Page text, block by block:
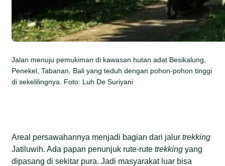
Jalan menuju pemukiman di kawasan hutan adat Besikalung,
Penekel, Tabanan, Bali yang teduh dengan pohon-pohon tinggi
di sekelilingnya. Foto: Luh De Suriyani
Areal persawahannya menjadi bagian dari jalurtrekking
Jatiluwih. Ada papan penunjuk rute-rutetrekking yang
dipasang di sekitar pura. Jadi masyarakat luar bisa